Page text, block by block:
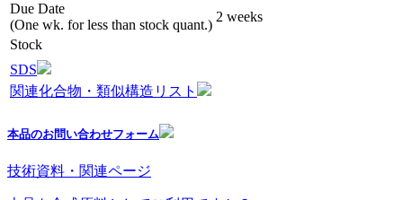
Due Date
(One wk. for less than stock quant.)
2 weeks
Stock
SDS
関連化合物・類似構造リスト
本品のお問い合わせフォーム
技術資料・関連ページ